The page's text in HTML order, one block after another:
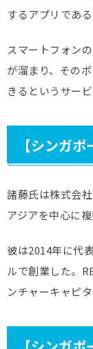
するアプリである
スマートフォン
が溜まり、その
きるというサービ
【シンガ
諸藤氏は株式会
アジアを中心に
彼は2014年に代
ルで創業した。
ンチャーキャピ